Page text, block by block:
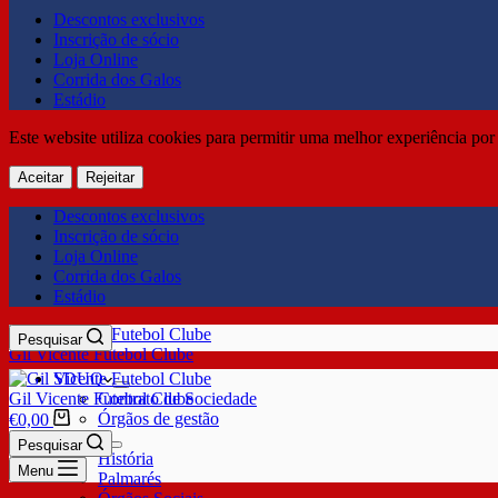
Descontos exclusivos
Inscrição de sócio
Loja Online
Corrida dos Galos
Estádio
Este website utiliza cookies para permitir uma melhor experiência
Aceitar Rejeitar
Descontos exclusivos
Inscrição de sócio
Loja Online
Corrida dos Galos
Estádio
Gil Vicente Futebol Clube
Pesquisar
SDUQ
Contrato de Sociedade
Órgãos de gestão
Clube
História
Palmarés
Gil Vicente Futebol Clube
€0,00
Pesquisar
Menu